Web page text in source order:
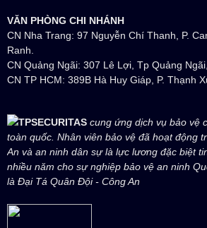
VĂN PHÒNG CHI NHÁNH
CN Nha Trang: 97 Nguyễn Chí Thanh, P.
Ranh.
CN Quảng Ngãi: 307 Lê Lợi, Tp Quảng
CN TP HCM: 389B Hà Huy Giáp, P. Thạnh
TPSECURITAS cung ứng dịch vụ bảo vệ
toàn quốc. Nhân viên bảo vệ đã hoạt động
An và an ninh dân sự là lực lương đặc biệt
nhiều năm cho sự nghiệp bảo vệ an ninh
là Đại Tá Quân Đội - Công An